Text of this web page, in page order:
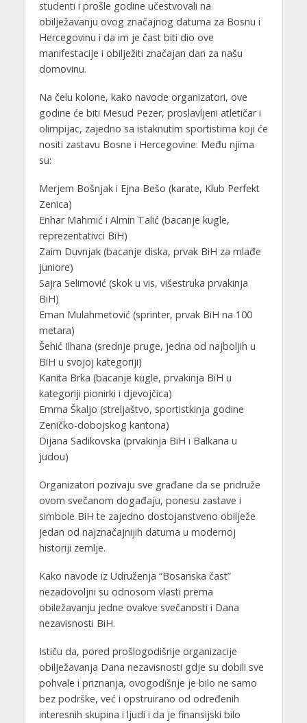
studenti i prošle godine učestvovali na
obilježavanju ovog značajnog datuma za Bosnu i
Hercegovinu i da im je čast biti dio ove
manifestacije i obilježiti značajan dan za našu
domovinu.
Na čelu kolone, kako navode organizatori, ove
godine će biti Mesud Pezer, proslavljeni atletičar i
olimpijac, zajedno sa istaknutim sportistima koji će
nositi zastavu Bosne i Hercegovine. Među njima
su:
Merjem Bošnjak i Ejna Bešo (karate, Klub Perfekt
Zenica)
Enhar Mahmić i Almin Talić (bacanje kugle,
reprezentativci BiH)
Zaim Duvnjak (bacanje diska, prvak BiH za mlađe
juniore)
Sajra Selimović (skok u vis, višestruka prvakinja
BiH)
Eman Mulahmetović (sprinter, prvak BiH na 100
metara)
Šehić Ilhana (srednje pruge, jedna od najboljih u
BiH u svojoj kategoriji)
Kanita Brka (bacanje kugle, prvakinja BiH u
kategoriji pionirki i djevojčica)
Emma Škaljo (streljaštvo, sportistkinja godine
Zeničko-dobojskog kantona)
Dijana Sadikovska (prvakinja BiH i Balkana u
judou)
Organizatori pozivaju sve građane da se pridruže
ovom svečanom događaju, ponesu zastave i
simbole BiH te zajedno dostojanstveno obilježe
jedan od najznačajnijih datuma u modernoj
historiji zemlje.
Kako navode iz Udruženja “Bosanska čast”
nezadovoljni su odnosom vlasti prema
obiležavanju jedne ovakve svečanosti i Dana
nezavisnosti BiH.
Ističu da, pored prošlogodišnje organizacije
obilježavanja Dana nezavisnosti gdje su dobili sve
pohvale i priznanja, ovogodišnje je bilo ne samo
bez podrške, već i opstruirano od određenih
interesnih skupina i ljudi i da je finansijski bilo